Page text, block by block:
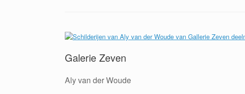
Galerie Zeven
Aly van der Woude